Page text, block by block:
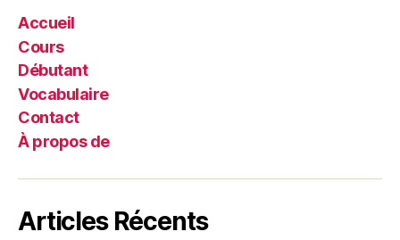
Accueil
Cours
Débutant
Vocabulaire
Contact
À propos de
Articles Récents